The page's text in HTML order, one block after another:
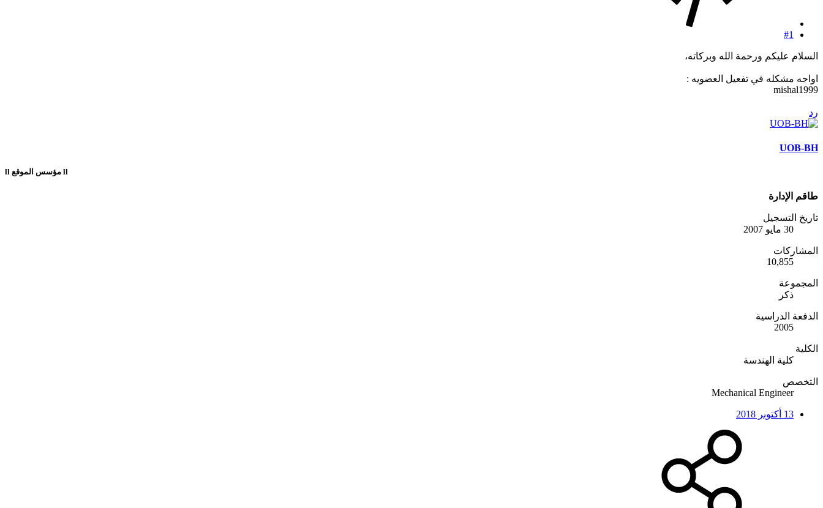
#1
السلام عليكم ورحمة الله وبركاته،
اواجه مشكله في تفعيل العضويه :
mishal1999
رد
UOB-BH
ll مؤسس الموقع ll
طاقم الإدارة
تاريخ التسجيل
30 مايو 2007
المشاركات
10,855
المجموعة
ذكر
الدفعة الدراسية
2005
الكلية
كلية الهندسة
التخصص
Mechanical Engineer
13 أكتوبر 2018